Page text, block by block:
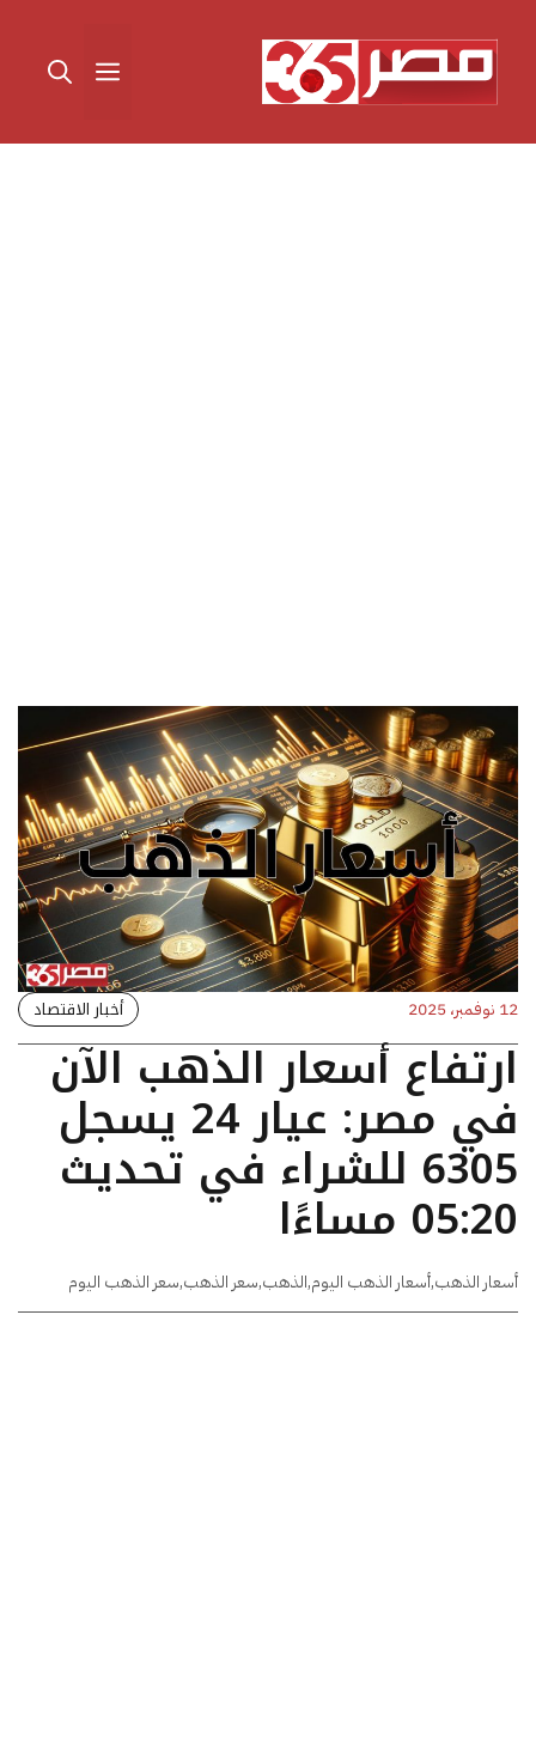
المحتوى القائمة
12 نوفمبر، 2025 أخبار الاقتصاد
ارتفاع أسعار الذهب الآن
في مصر: عيار 24 يسجل
6305 للشراء في تحديث
05:20 مساءًا
أسعار الذهب,أسعار الذهب اليوم,الذهب,سعر الذهب,سعر الذهب اليوم